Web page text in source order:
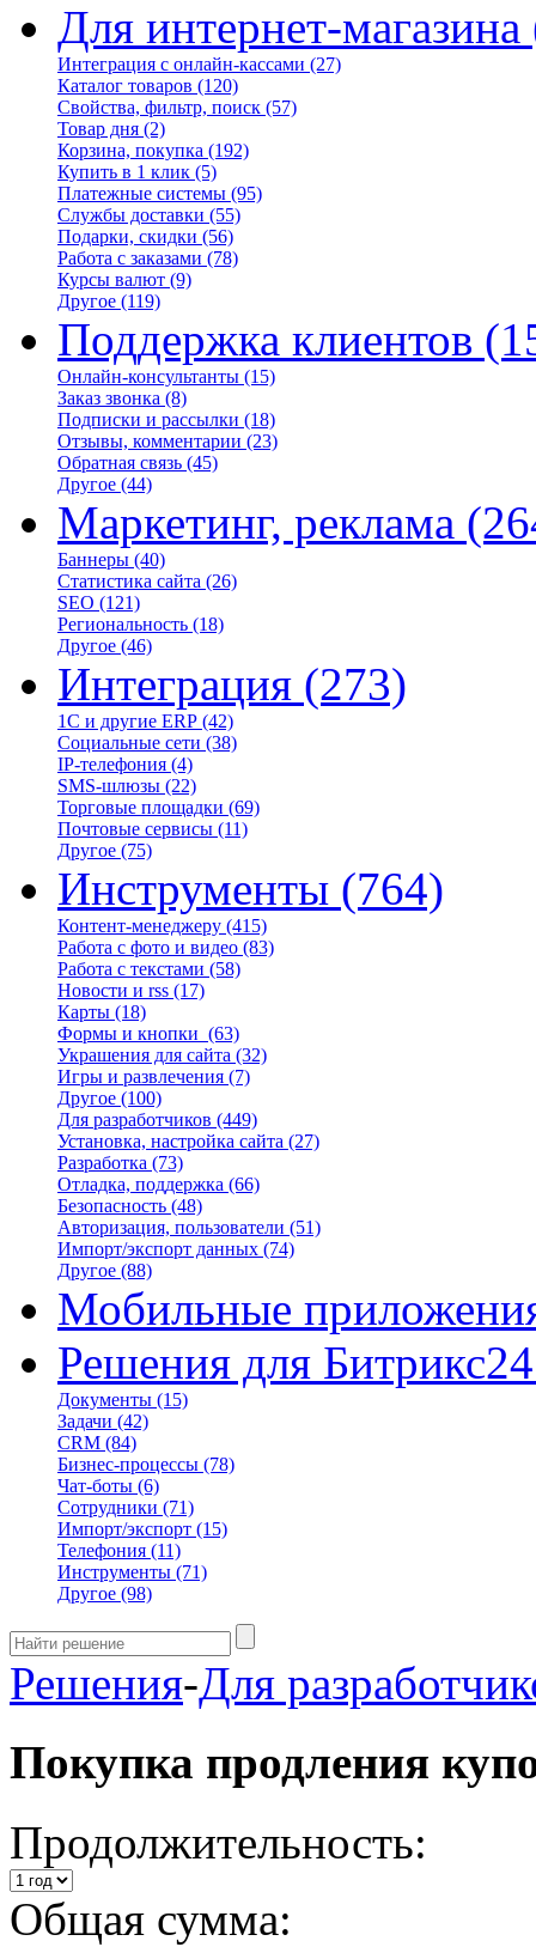
Для интернет-магазина
Интеграция с онлайн-кассами (27)
Каталог товаров (120)
Свойства, фильтр, поиск (57)
Товар дня (2)
Корзина, покупка (192)
Купить в 1 клик (5)
Платежные системы (95)
Службы доставки (55)
Подарки, скидки (56)
Работа с заказами (78)
Курсы валют (9)
Другое (119)
Поддержка клиентов
Онлайн-консультанты (15)
Заказ звонка (8)
Подписки и рассылки (18)
Отзывы, комментарии (23)
Обратная связь (45)
Другое (44)
Маркетинг, реклама
Баннеры (40)
Статистика сайта (26)
SEO (121)
Региональность (18)
Другое (46)
Интеграция (273)
1С и другие ERP (42)
Социальные сети (38)
IP-телефония (4)
SMS-шлюзы (22)
Торговые площадки (69)
Почтовые сервисы (11)
Другое (75)
Инструменты (764)
Контент-менеджеру (415)
Работа с фото и видео (83)
Работа с текстами (58)
Новости и rss (17)
Карты (18)
Формы и кнопки (63)
Украшения для сайта (32)
Игры и развлечения (7)
Другое (100)
Для разработчиков (449)
Установка, настройка сайта (27)
Разработка (73)
Отладка, поддержка (66)
Безопасность (48)
Авторизация, пользователи (51)
Импорт/экспорт данных (74)
Другое (88)
Мобильные
Решения для Битрикс24
Документы (15)
Задачи (42)
CRM (84)
Бизнес-процессы (78)
Чат-боты (6)
Сотрудники (71)
Импорт/экспорт (15)
Телефония (11)
Инструменты (71)
Другое (98)
Решения-Для
Покупка продления
Продолжительность:
Общая сумма: